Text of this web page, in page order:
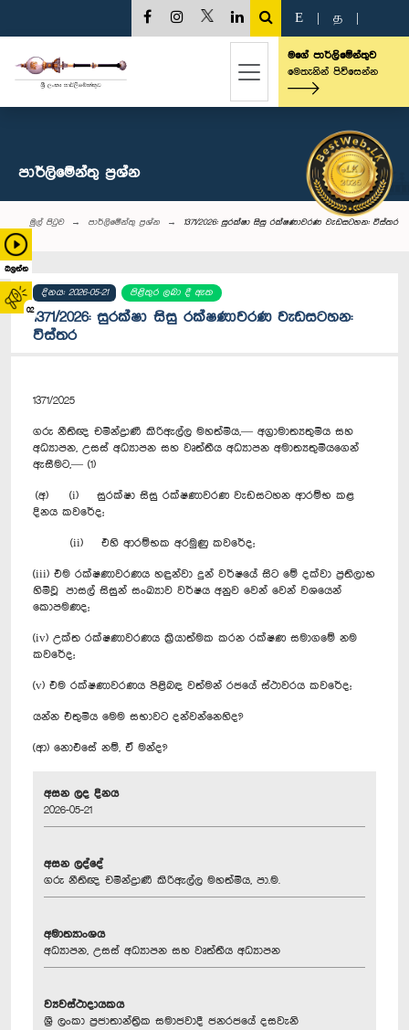
බලන්න
02
E த
මගේ පාර්ලිමේන්තුව
මෙතැනින් පිවිසෙන්න
පාර්ලි‌මේන්තු‌ ප්‍රශ්න
මුල් පිටුව පාර්ලි‌මේන්තු‌ ප්‍රශ්න 1371/2026: සුරක්ෂා සිසු රක්ෂණාවරණ වැඩසටහන: විස්තර
දිනය: 2026-05-21 පිළිතුර ලබා දී ඇත
1371/2026: සුරක්ෂා සිසු රක්ෂණාවරණ වැඩසටහන:
විස්තර
1371/2025
ගරු නීතිඥ චමින්ද්‍රාණී කිරිඇල්ල මහත්මිය,— අග්‍රාමාත්‍යතුමිය සහ
අධ්‍යාපන, උසස් අධ්‍යාපන සහ වෘත්තීය අධ්‍යාපන අමාත්‍යතුමියගෙන්
ඇසීමට,— (1)
(අ) (i) සුරක්ෂා සිසු රක්ෂණාවරණ වැඩසටහන ආරම්භ කළ
දිනය කවරේද;
(ii) එහි ආරම්භක අරමුණු කවරේද;
(iii) එම රක්ෂණාවරණය හඳුන්වා දුන් වර්ෂයේ සිට මේ දක්වා ප්‍රතිලාභ
හිමිවූ පාසල් සිසුන් සංඛ්‍යාව වර්ෂය අනුව වෙන් වෙන් වශයෙන්
කොපමණද;
(iv) උක්ත රක්ෂණාවරණය ක්‍රියාත්මක කරන රක්ෂණ සමා‍ගමේ නම
කවරේද;
(v) එම රක්ෂණාවරණය පිළිබඳ වත්මන් රජයේ ස්ථාවරය කවරේද;
යන්න එතුමිය මෙම සභාවට දන්වන්නෙහිද?
(ආ) නොඑසේ නම්, ඒ මන්ද?
අසන ලද දිනය
2026-05-21
අසන ලද්දේ
ගරු නීතිඥ චමින්ද්‍රාණී කිරිඇල්ල මහත්මිය, පා.ම.
අමාත්‍යාංශය
අධ්‍යාපන, උසස් අධ්‍යාපන සහ වෘත්තීය අධ්‍යාපන
ව්‍යවස්ථාදායකය
ශ්‍රී ලංකා ප්‍රජාතාන්ත්‍රික සමාජවාදී ජනරජයේ දසවැනි